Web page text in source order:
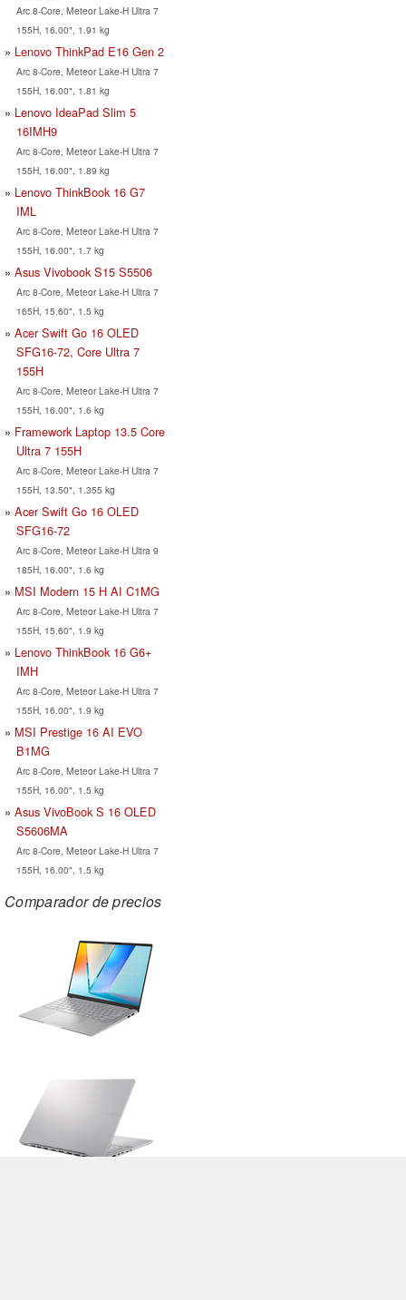
Arc 8-Core, Meteor Lake-H Ultra 7
155H, 16.00", 1.91 kg
Lenovo ThinkPad E16 Gen 2
Arc 8-Core, Meteor Lake-H Ultra 7
155H, 16.00", 1.81 kg
Lenovo IdeaPad Slim 5
16IMH9
Arc 8-Core, Meteor Lake-H Ultra 7
155H, 16.00", 1.89 kg
Lenovo ThinkBook 16 G7
IML
Arc 8-Core, Meteor Lake-H Ultra 7
155H, 16.00", 1.7 kg
Asus Vivobook S15 S5506
Arc 8-Core, Meteor Lake-H Ultra 7
165H, 15.60", 1.5 kg
Acer Swift Go 16 OLED
SFG16-72, Core Ultra 7
155H
Arc 8-Core, Meteor Lake-H Ultra 7
155H, 16.00", 1.6 kg
Framework Laptop 13.5 Core
Ultra 7 155H
Arc 8-Core, Meteor Lake-H Ultra 7
155H, 13.50", 1.355 kg
Acer Swift Go 16 OLED
SFG16-72
Arc 8-Core, Meteor Lake-H Ultra 9
185H, 16.00", 1.6 kg
MSI Modern 15 H AI C1MG
Arc 8-Core, Meteor Lake-H Ultra 7
155H, 15.60", 1.9 kg
Lenovo ThinkBook 16 G6+
IMH
Arc 8-Core, Meteor Lake-H Ultra 7
155H, 16.00", 1.9 kg
MSI Prestige 16 AI EVO
B1MG
Arc 8-Core, Meteor Lake-H Ultra 7
155H, 16.00", 1.5 kg
Asus VivoBook S 16 OLED
S5606MA
Arc 8-Core, Meteor Lake-H Ultra 7
155H, 16.00", 1.5 kg
Comparador de precios